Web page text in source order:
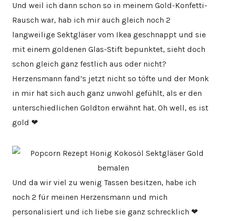
Und weil ich dann schon so in meinem Gold-Konfetti-
Rausch war, hab ich mir auch gleich noch 2
langweilige Sektgläser vom Ikea geschnappt und sie
mit einem goldenen Glas-Stift bepunktet, sieht doch
schon gleich ganz festlich aus oder nicht?
Herzensmann fand’s jetzt nicht so töfte und der Monk
in mir hat sich auch ganz unwohl gefühlt, als er den
unterschiedlichen Goldton erwähnt hat. Oh well, es ist
gold ❤
Und da wir viel zu wenig Tassen besitzen, habe ich
noch 2 für meinen Herzensmann und mich
personalisiert und ich liebe sie ganz schrecklich ❤